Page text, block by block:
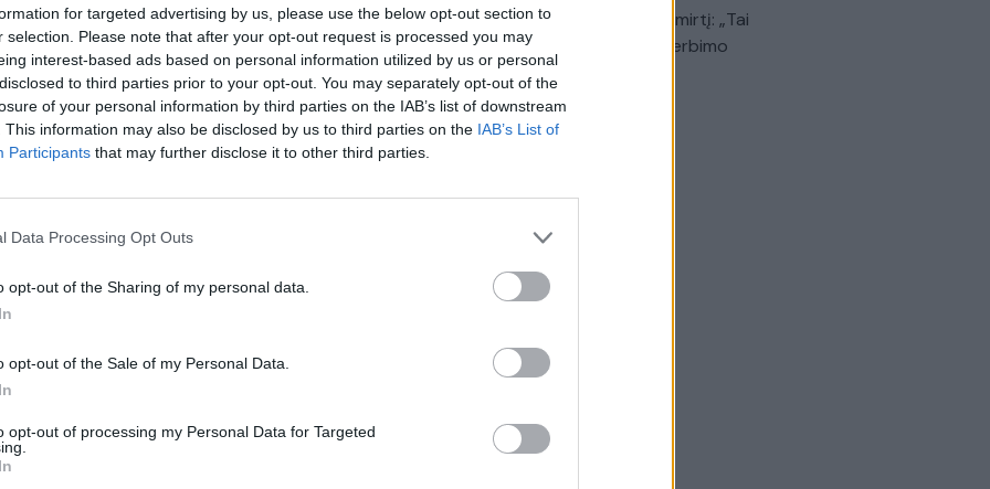
for targeted advertising by us, please use the below opt-out section to
selection. Please note that after your opt-out request is processed you may
interest-based ads based on personal information utilized by us or personal
to third parties prior to your opt-out. You may separately opt-out of the
of your personal information by third parties on the IAB’s list of downstream
This information may also be disclosed by us to third parties on the IAB’s List of
Participants that may further disclose it to other third parties.
Data Processing Opt Outs
opt-out of the Sharing of my personal data.
opt-out of the Sale of my Personal Data.
opt-out of processing my Personal Data for Targeted
Lengvoji atletika
Visi įrašai
Aukštaitijos pučiamųjų orkestras
| Lietuvos diena
reitingai tarprinkiminiu laikotarpiu dažnai
jaudinančią akimirką prieš mirtį: „Tai
buvo simbolinis mūsų pagerbimo
ženklas“
Žinios | Lietuvos diena